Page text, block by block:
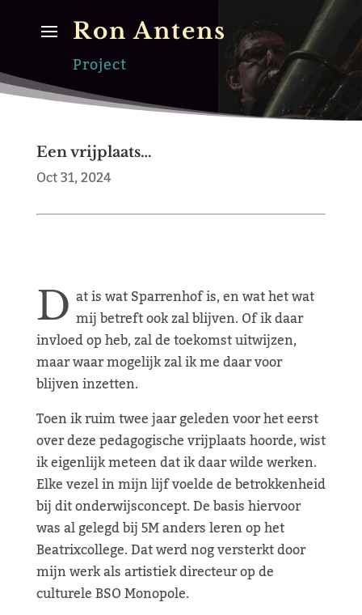
Ron Antens
Project
Een vrijplaats…
Oct 31, 2024
D at is wat Sparrenhof is, en wat het wat
mij betreft ook zal blijven. Of ik daar
invloed op heb, zal de toekomst uitwijzen,
maar waar mogelijk zal ik me daar voor
blijven inzetten.
Toen ik ruim twee jaar geleden voor het eerst
over deze pedagogische vrijplaats hoorde, wist
ik eigenlijk meteen dat ik daar wilde werken.
Elke vezel in mijn lijf voelde de betrokkenheid
bij dit onderwijsconcept. De basis hiervoor
was al gelegd bij 5M anders leren op het
Beatrixcollege. Dat werd nog versterkt door
mijn werk als artistiek directeur op de
culturele BSO Monopole.